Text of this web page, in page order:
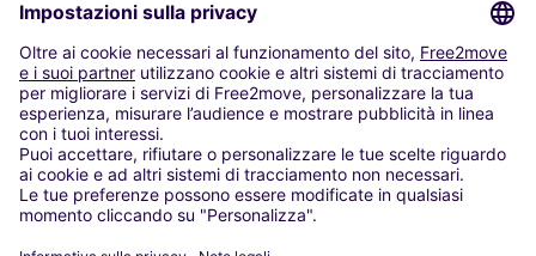
LE NOSTRE CITTÀ
Paris
Madrid
Washington DC
Milano
Roma
Torino
Vienna
Berlino